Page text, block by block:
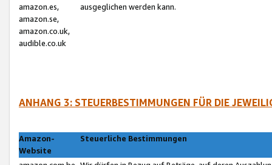
amazon.es,
amazon.se,
amazon.co.uk,
audible.co.uk
ausgeglichen werden kann.
ANHANG 3: STEUERBESTIMMUNGEN FÜR DIE
Amazon-
Website
Steuerliche Bestimmungen